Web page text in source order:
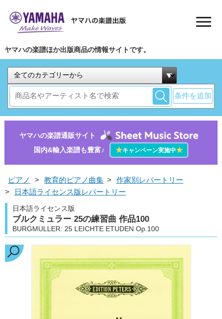
ヤマハの楽譜ほか出版商品の情報サイトです。
条件を追加
ヤマハの楽譜通販サイト
国内&輸入楽譜も豊富♪
★キャンペーン実施中★
ピアノ > 教育的ピアノ曲集 >
作家別レパートリー
>
日本語ライセンス版レパートリー
日本語ライセンス版
ブルクミュラー 25の練習曲 作品100
BURGMULLER: 25 LEICHTE ETUDEN Op.100